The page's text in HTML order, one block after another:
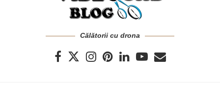
Călătorii cu drona